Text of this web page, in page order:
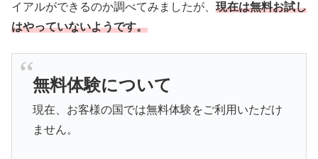
イアルができるのか調べてみましたが、 現在は無料お試し
はやっていないようです。
無料体験について
現在、お客様の国では無料体験をご利用いただけ
ません。